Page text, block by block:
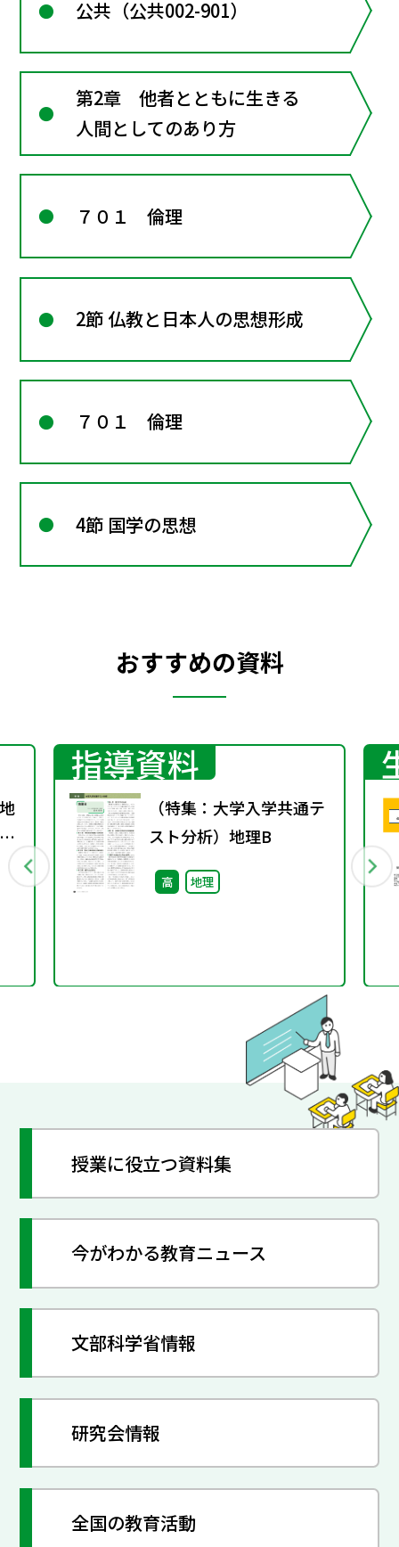
公共（公共002-901）
第2章 他者とともに生きる
人間としてのあり方
７０１ 倫理
2節 仏教と日本人の思想形成
７０１ 倫理
4節 国学の思想
おすすめの資料
指導資料
（特集：大学入学共通テ
スト分析）地理B
高 地理
授業に役立つ資料集
今がわかる教育ニュース
文部科学省情報
研究会情報
全国の教育活動